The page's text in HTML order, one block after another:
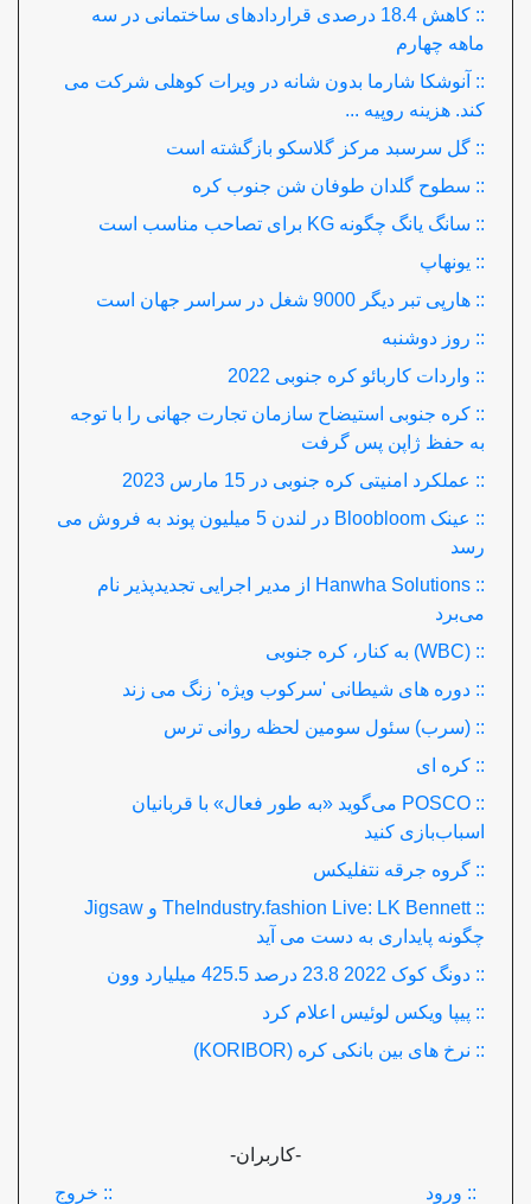
:: کاهش 18.4 درصدی قراردادهای ساختمانی در سه
ماهه چهارم
:: آنوشکا شارما بدون شانه در ویرات کوهلی شرکت می
کند. هزینه روپیه ...
:: گل سرسبد مرکز گلاسکو بازگشته است
:: سطوح گلدان طوفان شن جنوب کره
:: سانگ یانگ چگونه KG برای تصاحب مناسب است
:: یونهاپ
:: هارپی تبر دیگر 9000 شغل در سراسر جهان است
:: روز دوشنبه
:: واردات کاربائو کره جنوبی 2022
:: کره جنوبی استیضاح سازمان تجارت جهانی را با توجه
به حفظ ژاپن پس گرفت
:: عملکرد امنیتی کره جنوبی در 15 مارس 2023
:: عینک Bloobloom در لندن 5 میلیون پوند به فروش می
رسد
:: Hanwha Solutions از مدیر اجرایی تجدیدپذیر نام
می‌برد
:: (WBC) به کنار، کره جنوبی
:: دوره های شیطانی 'سرکوب ویژه' زنگ می زند
:: (سرب) سئول سومین لحظه روانی ترس
:: کره ای
:: POSCO می‌گوید «به طور فعال» با قربانیان
اسباب‌بازی کنید
:: گروه جرقه نتفلیکس
:: TheIndustry.fashion Live: LK Bennett و Jigsaw
چگونه پایداری به دست می آید
:: دونگ کوک 2022 23.8 درصد 425.5 میلیارد وون
:: پیپا ویکس لوئیس اعلام کرد
:: نرخ های بین بانکی کره (KORIBOR)
-کاربران-
:: ورود
:: خروج